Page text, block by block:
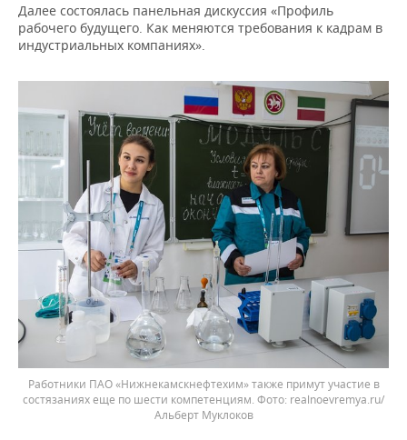
Далее состоялась панельная дискуссия «Профиль
рабочего будущего. Как меняются требования к кадрам в
индустриальных компаниях».
Работники ПАО «Нижнекамскнефтехим» также примут участие в
состязаниях еще по шести компетенциям.
realnoevremya.ru/
Альберт Муклоков